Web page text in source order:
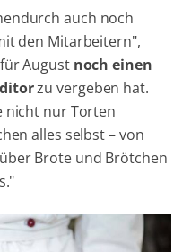
auch noch
den Mitarbeitern",
August noch einen
zu vergeben hat.
nicht nur Torten
alles selbst – von
Brote und Brötchen